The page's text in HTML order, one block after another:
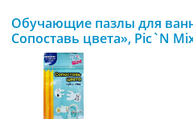
Обучающие пазлы для
Сопоставь цвета», Pic`N